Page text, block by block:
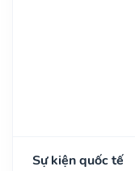
Sự kiện quốc tế